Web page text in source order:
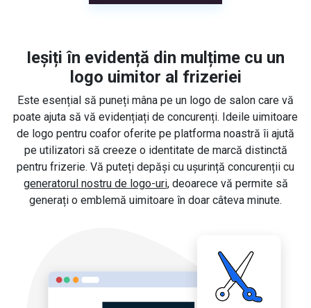
Ieșiți în evidență din mulțime cu un
logo uimitor al frizeriei
Este esențial să puneți mâna pe un logo de salon care vă
poate ajuta să vă evidențiați de concurenți. Ideile uimitoare
de logo pentru coafor oferite pe platforma noastră îi ajută
pe utilizatori să creeze o identitate de marcă distinctă
pentru frizerie. Vă puteți depăși cu ușurință concurenții cu
generatorul nostru de logo-uri, deoarece vă permite să
generați o emblemă uimitoare în doar câteva minute.